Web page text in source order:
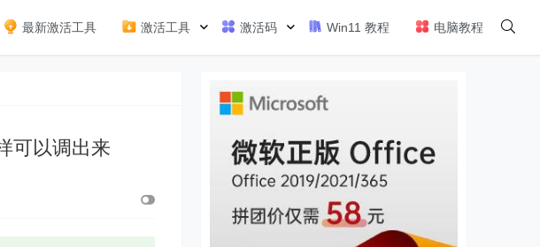
最新激活工具 激活工具 激活码 Win11 教程 电脑教程
可以调出来